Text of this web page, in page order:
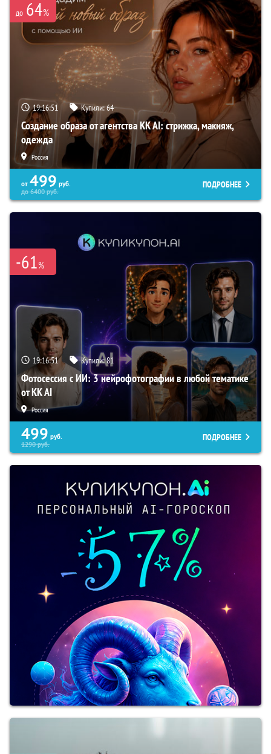
до 64%
19:16:50 Купили:64
Создание образа от агентства KK AI: стрижка, макияж,
одежда
Россия
от 499 руб.
до6400руб.
ПОДРОБНЕЕ
-61%
19:16:50 Купили:81
Фотосессия с ИИ: 3 нейрофотографии в любой тематике
от KK AI
Россия
499 руб.
1290руб.
ПОДРОБНЕЕ